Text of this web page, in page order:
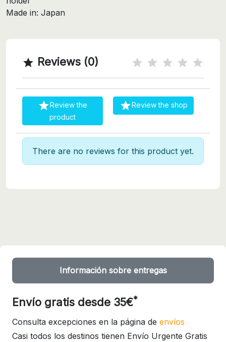
Made in: Japan
 Reviews (0)
Review the
product
Review the shop
There are no reviews for this product yet.
Información sobre entregas
Envío gratis desde 35€*
Consulta excepciones en la página de envíos
Casi todos los destinos tienen Envío Urgente Gratis